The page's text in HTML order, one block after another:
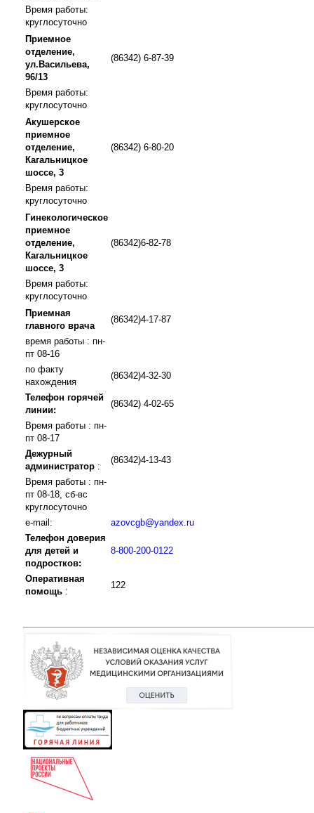
Время работы:
круглосуточно
Приемное
отделение,
ул.Васильева,
96/13
(86342) 6-87-39
Время работы:
круглосуточно
Акушерское
приемное
отделение,
Кагальницкое
шоссе, 3
(86342) 6-80-20
Время работы:
круглосуточно
Гинекологическое
приемное
отделение,
Кагальницкое
шоссе, 3
(86342)6-82-78
Время работы:
круглосуточно
Приемная
главного врача
(86342)4-17-87
время работы : пн-
пт 08-16
по факту
нахождения
(86342)4-32-30
Телефон горячей
линии:
(86342) 4-02-65
Время работы : пн-
пт 08-17
Дежурный
администратор :
(86342)4-13-43
Время работы : пн-
пт 08-18, сб-вс
круглосуточно
e-mail:
azovcgb@yandex.ru
Телефон доверия
для детей и
подростков:
8-800-200-0122
Оперативная
помощь :
122